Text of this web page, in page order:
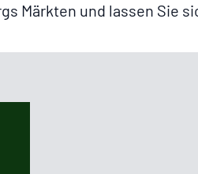
Märkten und lassen Sie